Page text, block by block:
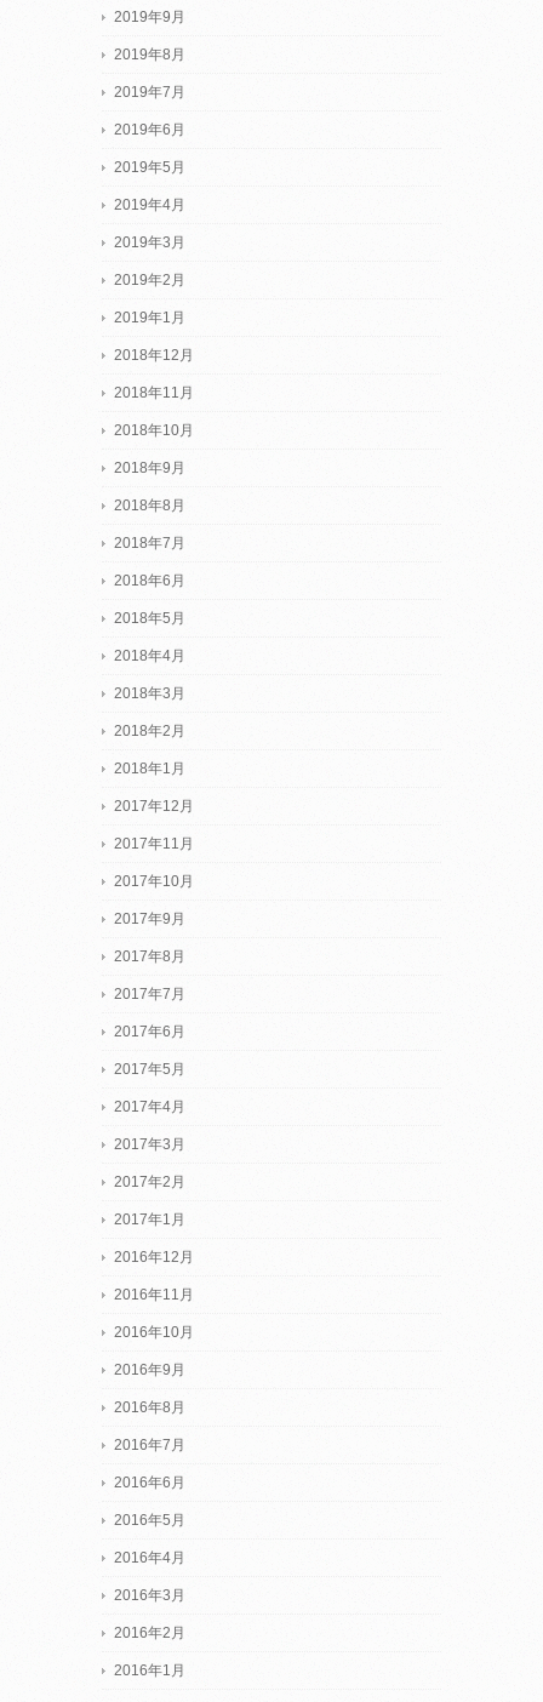
2019年9月
2019年8月
2019年7月
2019年6月
2019年5月
2019年4月
2019年3月
2019年2月
2019年1月
2018年12月
2018年11月
2018年10月
2018年9月
2018年8月
2018年7月
2018年6月
2018年5月
2018年4月
2018年3月
2018年2月
2018年1月
2017年12月
2017年11月
2017年10月
2017年9月
2017年8月
2017年7月
2017年6月
2017年5月
2017年4月
2017年3月
2017年2月
2017年1月
2016年12月
2016年11月
2016年10月
2016年9月
2016年8月
2016年7月
2016年6月
2016年5月
2016年4月
2016年3月
2016年2月
2016年1月